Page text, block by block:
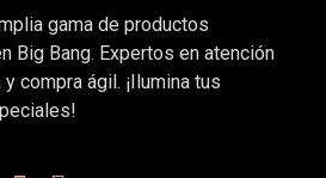
gama de productos
Big Bang. Expertos en atención
compra ágil. ¡Ilumina tus